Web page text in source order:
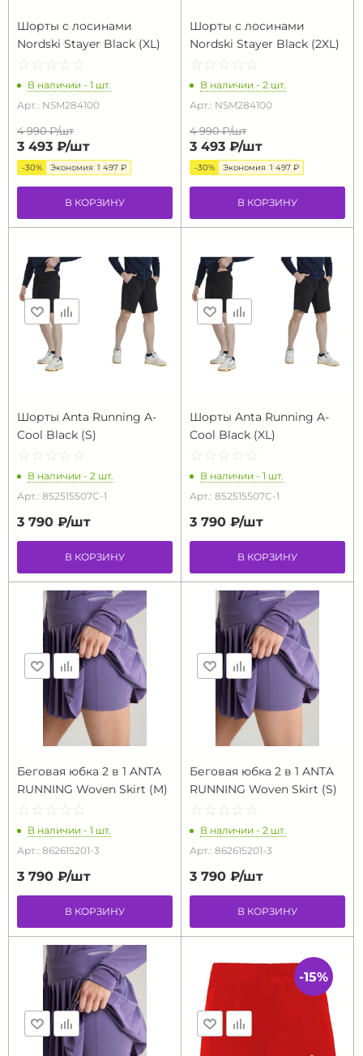
Шорты с лосинами
Nordski Stayer Black (XL)
☆ ☆ ☆ ☆ ☆
★ ★ ★ ★ ★
В наличии - 1 шт.
Арт.: NSM284100
4 990 ₽/шт
3 493 ₽/шт
-30% Экономия 1 497 ₽
В КОРЗИНУ
Шорты с лосинами
Nordski Stayer Black (2XL)
☆ ☆ ☆ ☆ ☆
★ ★ ★ ★ ★
В наличии - 2 шт.
Арт.: NSM284100
4 990 ₽/шт
3 493 ₽/шт
-30% Экономия 1 497 ₽
В КОРЗИНУ
Шорты Anta Running A-
Cool Black (S)
☆ ☆ ☆ ☆ ☆
★ ★ ★ ★ ★
В наличии - 2 шт.
Арт.: 852515507C-1
3 790 ₽/шт
В КОРЗИНУ
Шорты Anta Running A-
Cool Black (XL)
☆ ☆ ☆ ☆ ☆
★ ★ ★ ★ ★
В наличии - 1 шт.
Арт.: 852515507C-1
3 790 ₽/шт
В КОРЗИНУ
Беговая юбка 2 в 1 ANTA
RUNNING Woven Skirt (M)
☆ ☆ ☆ ☆ ☆
★ ★ ★ ★ ★
В наличии - 1 шт.
Арт.: 862615201-3
3 790 ₽/шт
В КОРЗИНУ
Беговая юбка 2 в 1 ANTA
RUNNING Woven Skirt (S)
☆ ☆ ☆ ☆ ☆
★ ★ ★ ★ ★
В наличии - 2 шт.
Арт.: 862615201-3
3 790 ₽/шт
В КОРЗИНУ
-15%